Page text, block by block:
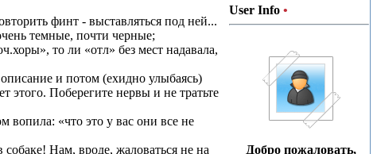
финт - выставляться под ней...
темные, почти черные;
то ли «отл» без мест надавала,
и потом (ехидно улыбаясь)
Поберегите нервы и не тратьте
вопила: «что это у вас они все не
Нам, вроде, жаловаться не на
User Info •
Добро пожаловать,